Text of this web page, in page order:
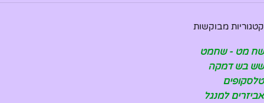
קטגוריות מבוקשות
שח מט - שחמט
שש בש דמקה
טלסקופים
אביזרים למנגל